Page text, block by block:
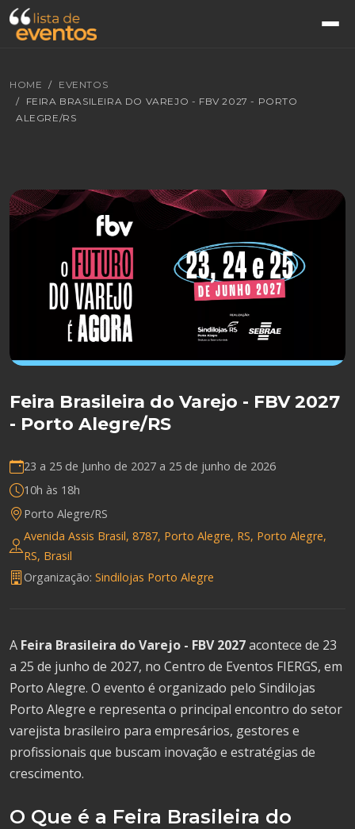
HOME
EVENTOS
FEIRA BRASILEIRA DO VAREJO - FBV 2027 - PORTO
ALEGRE/RS
Feira Brasileira do Varejo - FBV 2027
- Porto Alegre/RS
23 a 25 de Junho de 2027 a 25 de junho de 2026
10h às 18h
Porto Alegre/RS
Avenida Assis Brasil, 8787, Porto Alegre, RS, Porto Alegre,
RS, Brasil
Organização: Sindilojas Porto Alegre
A Feira Brasileira do Varejo - FBV 2027acontece de 23
a 25 de junho de 2027, no Centro de Eventos FIERGS, em
Porto Alegre. O evento é organizado pelo Sindilojas
Porto Alegre e representa o principal encontro do setor
varejista brasileiro para empresários, gestores e
profissionais que buscam inovação e estratégias de
crescimento.
O Que é a Feira Brasileira do